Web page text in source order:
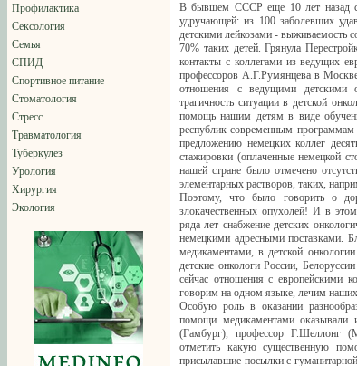
Профилактика
Сексология
Семья
СПИД
Спортивное питание
Стоматология
Стресс
Травматология
Туберкулез
Урология
Хирургия
Экология
В бывшем СССР еще 10 лет назад
удручающей: из 100 заболевших
детскими лейкозами - выживаемость
70% таких детей. Грянула
контакты с коллегами из ведущих
профессоров А.Г.Румянцева в
отношения с ведущими детскими
трагичность ситуации в детской
помощь нашим детям в виде
республик современным программам
предложению немецких коллег
стажировки (оплаченные немецкой
нашей стране было отмечено
элементарных растворов, таких,
Поэтому, что было говорить о
злокачественных опухолей! И в
ряда лет снабжение детских
немецкими адресными поставками.
медикаментами, в детской
детские онкологи России,
сейчас отношения с европейскими
говорим на одном языке, лечим
Особую роль в оказании
помощи медикаментами
(Гамбург), профессор Г.Шеллонг
отметить какую существенную
присылавшие посылки с